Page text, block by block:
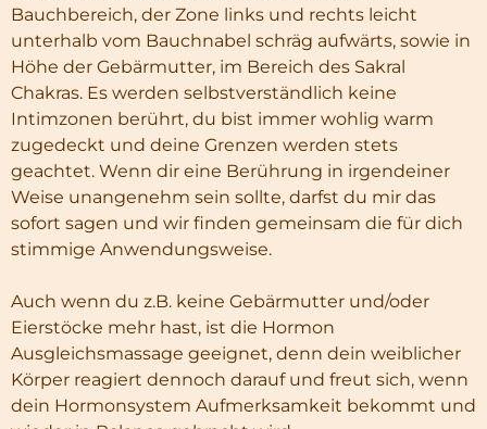
Bauchbereich, der Zone links und rechts leicht
unterhalb vom Bauchnabel schräg aufwärts, sowie in
Höhe der Gebärmutter, im Bereich des Sakral
Chakras. Es werden selbstverständlich keine
Intimzonen berührt, du bist immer wohlig warm
zugedeckt und deine Grenzen werden stets
geachtet. Wenn dir eine Berührung in irgendeiner
Weise unangenehm sein sollte, darfst du mir das
sofort sagen und wir finden gemeinsam die für dich
stimmige Anwendungsweise.
Auch wenn du z.B. keine Gebärmutter und/oder
Eierstöcke mehr hast, ist die Hormon
Ausgleichsmassage geeignet, denn dein weiblicher
Körper reagiert dennoch darauf und freut sich, wenn
dein Hormonsystem Aufmerksamkeit bekommt und